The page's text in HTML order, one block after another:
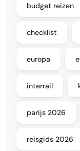
budget reizen
checklist
europa
interrail
parijs 2026
reisgids 2026